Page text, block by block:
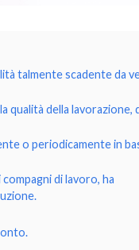
talmente scadente da
qualità della lavorazione,
o periodicamente in
di lavoro, ha